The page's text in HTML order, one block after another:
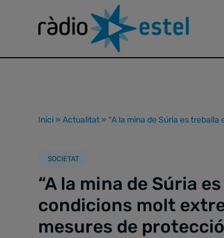
Inici » Actualitat » “A la mina de Súria es
SOCIETAT
“A la mina de Súria
condicions molt
mesures de